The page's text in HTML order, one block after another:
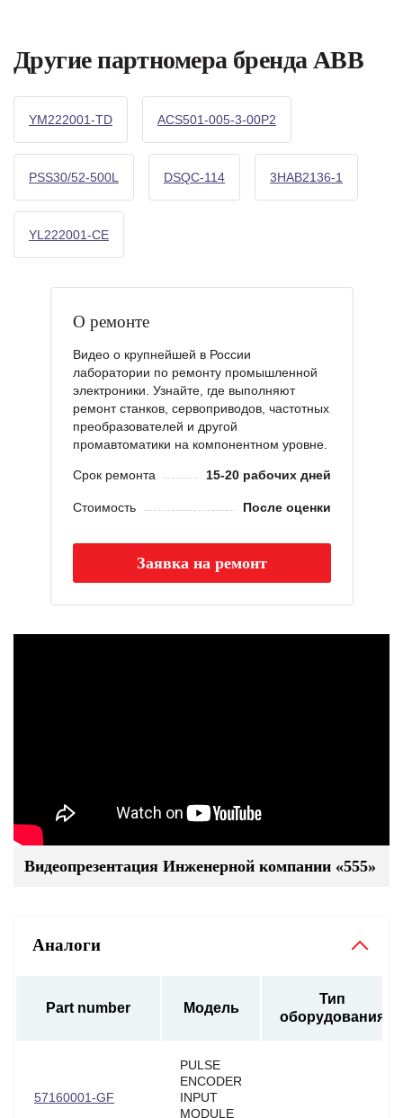
Другие партномера бренда ABB
YM222001-TD ACS501-005-3-00P2
PSS30/52-500L DSQC-114 3HAB2136-1
YL222001-CE
О ремонте
Видео о крупнейшей в России
лаборатории по ремонту промышленной
электроники. Узнайте, где выполняют
ремонт станков, сервоприводов, частотных
преобразователей и другой
промавтоматики на компонентном уровне.
Срок ремонта 15-20 рабочих дней
Стоимость После оценки
Заявка на ремонт
Видеопрезентация Инженерной компании «555»
Аналоги
Part number Модель
Тип
оборудования
57160001-GF
PULSE
ENCODER
INPUT
MODULE